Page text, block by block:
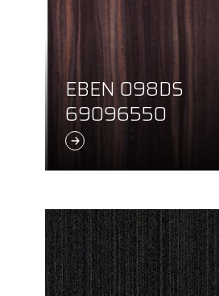
EBEN 098DS
69096550